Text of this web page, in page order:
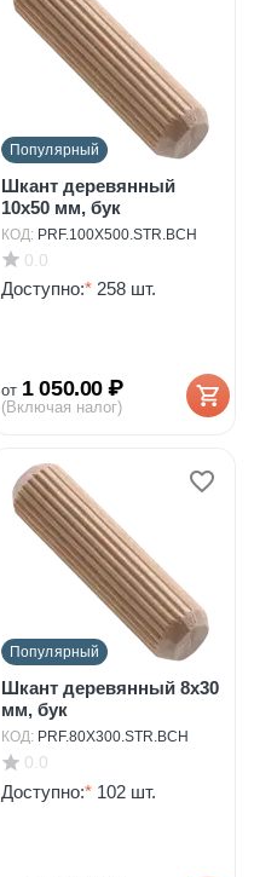
Популярный
Шкант деревянный
10х50 мм, бук
КОД: PRF.100X500.STR.BCH
0.0
Доступно:* 258 шт.
от 1 050.00 ₽
(Включая налог)
Популярный
Шкант деревянный 8х30
мм, бук
КОД: PRF.80X300.STR.BCH
0.0
Доступно:* 102 шт.